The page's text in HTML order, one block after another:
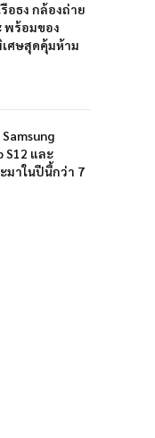
อธง กล้องถ่าย
พร้อมของ
ศษสุดคุ้มห้าม
S12 และ
มาในปีนี้กว่า 7